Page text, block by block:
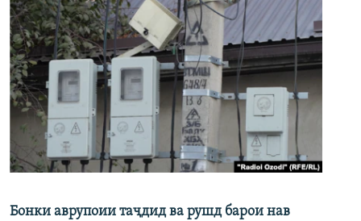
Бонки аврупоии таҷдид ва рушд барои нав